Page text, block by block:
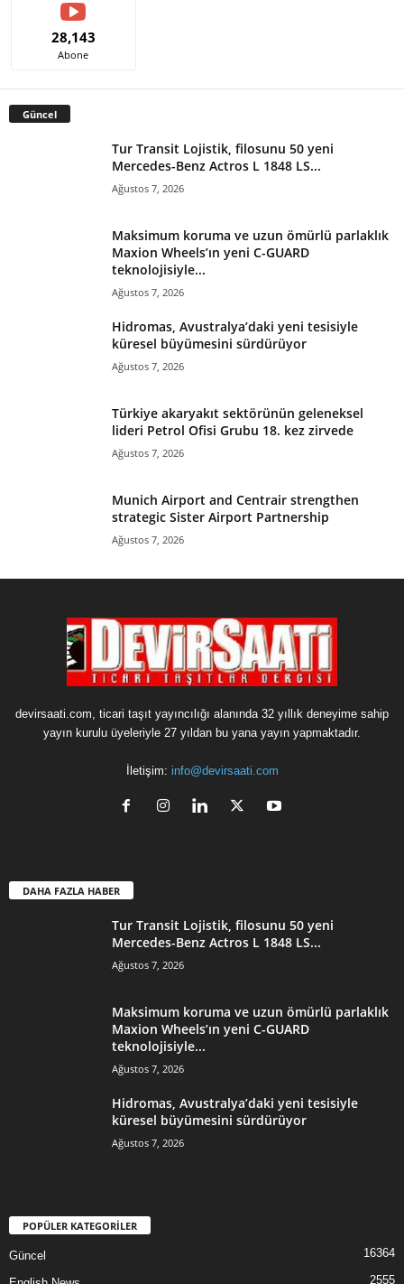
28,143
Abone
Güncel
Tur Transit Lojistik, filosunu 50 yeni
Mercedes-Benz Actros L 1848 LS...
Ağustos 7, 2026
Maksimum koruma ve uzun ömürlü parlaklık
Maxion Wheels’ın yeni C-GUARD
teknolojisiyle...
Ağustos 7, 2026
Hidromas, Avustralya’daki yeni tesisiyle
küresel büyümesini sürdürüyor
Ağustos 7, 2026
Türkiye akaryakıt sektörünün geleneksel
lideri Petrol Ofisi Grubu 18. kez zirvede
Ağustos 7, 2026
Munich Airport and Centrair strengthen
strategic Sister Airport Partnership
Ağustos 7, 2026
devirsaati.com, ticari taşıt yayıncılığı alanında 32 yıllık deneyime sahip
yayın kurulu üyeleriyle 27 yıldan bu yana yayın yapmaktadır.
İletişim: info@devirsaati.com
DAHA FAZLA HABER
Tur Transit Lojistik, filosunu 50 yeni
Mercedes-Benz Actros L 1848 LS...
Ağustos 7, 2026
Maksimum koruma ve uzun ömürlü parlaklık
Maxion Wheels’ın yeni C-GUARD
teknolojisiyle...
Ağustos 7, 2026
Hidromas, Avustralya’daki yeni tesisiyle
küresel büyümesini sürdürüyor
Ağustos 7, 2026
POPÜLER KATEGORİLER
Güncel 16364
2555